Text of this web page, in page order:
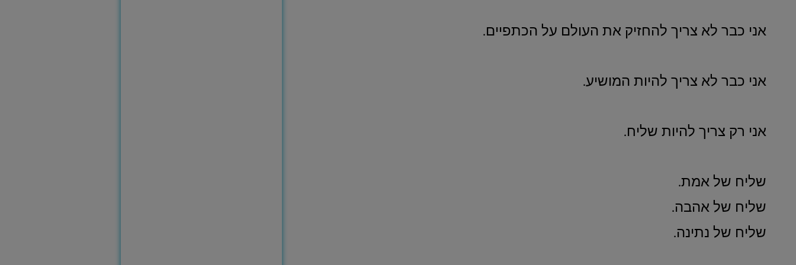
אני כבר לא צריך להחזיק את העולם על הכתפיים.
אני כבר לא צריך להיות המושיע.
אני רק צריך להיות שליח.
שליח של אמת.
שליח של אהבה.
שליח של נתינה.